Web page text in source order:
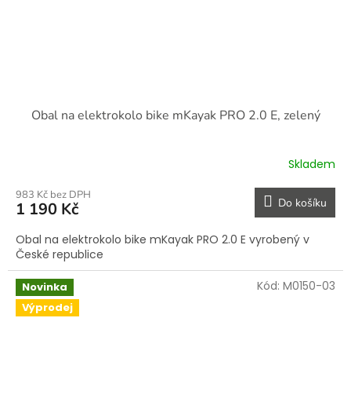
Obal na elektrokolo bike mKayak PRO 2.0 E, zelený
Skladem
983 Kč bez DPH
1 190 Kč Do košíku
Obal na elektrokolo bike mKayak PRO 2.0 E vyrobený v
České republice
Novinka
Výprodej
Kód: M0150-03